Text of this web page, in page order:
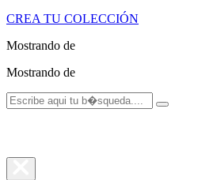
CREA TU COLECCIÓN
Mostrando de
Mostrando de